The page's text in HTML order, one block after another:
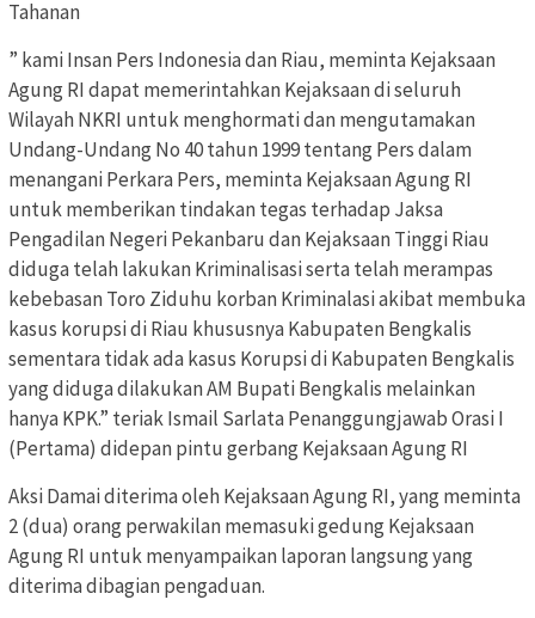
Tahanan
” kami Insan Pers Indonesia dan Riau, meminta Kejaksaan
Agung RI dapat memerintahkan Kejaksaan di seluruh
Wilayah NKRI untuk menghormati dan mengutamakan
Undang-Undang No 40 tahun 1999 tentang Pers dalam
menangani Perkara Pers, meminta Kejaksaan Agung RI
untuk memberikan tindakan tegas terhadap Jaksa
Pengadilan Negeri Pekanbaru dan Kejaksaan Tinggi Riau
diduga telah lakukan Kriminalisasi serta telah merampas
kebebasan Toro Ziduhu korban Kriminalasi akibat membuka
kasus korupsi di Riau khususnya Kabupaten Bengkalis
sementara tidak ada kasus Korupsi di Kabupaten Bengkalis
yang diduga dilakukan AM Bupati Bengkalis melainkan
hanya KPK.” teriak Ismail Sarlata Penanggungjawab Orasi I
(Pertama) didepan pintu gerbang Kejaksaan Agung RI
Aksi Damai diterima oleh Kejaksaan Agung RI, yang meminta
2 (dua) orang perwakilan memasuki gedung Kejaksaan
Agung RI untuk menyampaikan laporan langsung yang
diterima dibagian pengaduan.